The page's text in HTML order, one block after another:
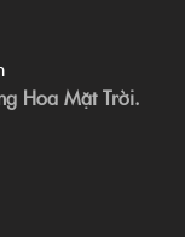
Hoa Mặt Trời.